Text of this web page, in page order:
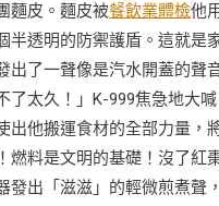
麵皮。麵皮被餐飲業體檢他
透明的防禦護盾。這就
了一聲像是汽水開蓋的
太久！」K-999焦急地大
他搬運食材的全部力量
燃料是文明的基礎！沒了
出「滋滋」的輕微煎煮